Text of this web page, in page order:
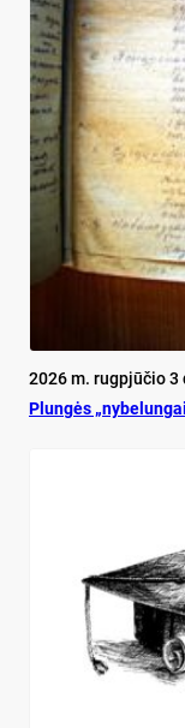
2026 m. rugpjūčio 3
Plun­gės